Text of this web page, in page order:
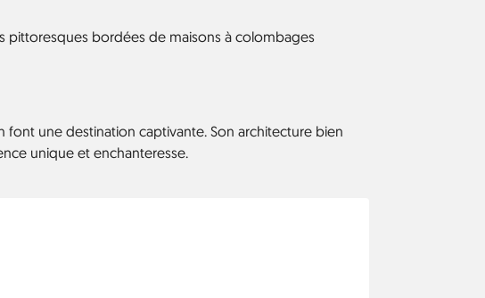
pittoresques bordées de maisons à colombages
une destination captivante. Son architecture bien
unique et enchanteresse.